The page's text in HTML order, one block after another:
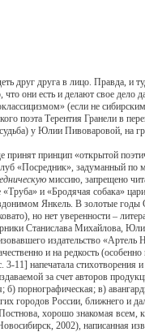
друга в лицо. Правда, и
они есть и делают свое
(если не
поэта Терентия Гранели в
у Юлии Пивоваровой,
принцип «открытой
«Посредник», задуманный по
миссию, запрещено
и «Бродячая собака»
Янкель. В золотые
но нет уверенности –
Станислава Михайлова,
издательство
и на редкость
3-11] напечатала
за счет авторов
порнографическая; в)
городов России, ближнего
хорошо знакомая
2002),